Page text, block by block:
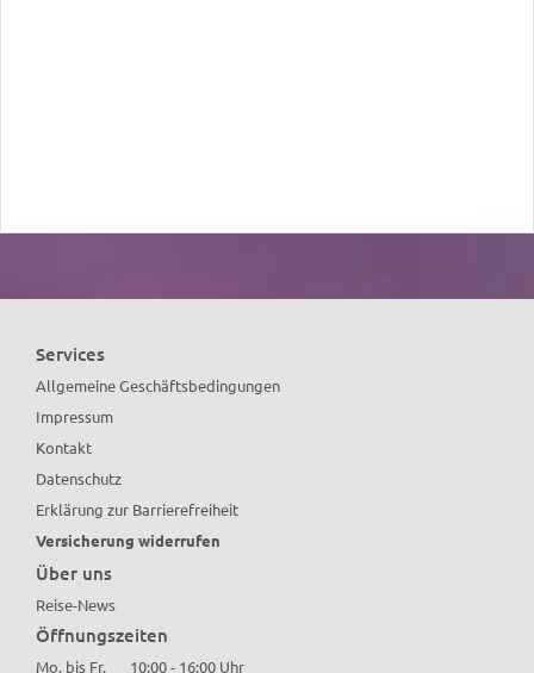
Services
Allgemeine Geschäftsbedingungen
Impressum
Kontakt
Datenschutz
Erklärung zur Barrierefreiheit
Versicherung widerrufen
Über uns
Reise-News
Öffnungszeiten
Mo. bis Fr. 10:00 - 16:00 Uhr